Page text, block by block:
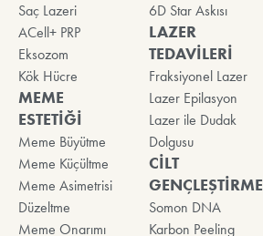
Saç Lazeri
ACell+ PRP
Eksozom
Kök Hücre
MEME
ESTETİĞİ
Meme Büyütme
Meme Küçültme
Meme Asimetrisi
Düzeltme
Meme Onarımı
6D Star Askısı
LAZER
TEDAVİLERİ
Fraksiyonel Lazer
Lazer Epilasyon
Lazer ile Dudak
Dolgusu
CİLT
GENÇLEŞTİRME
Somon DNA
Karbon Peeling